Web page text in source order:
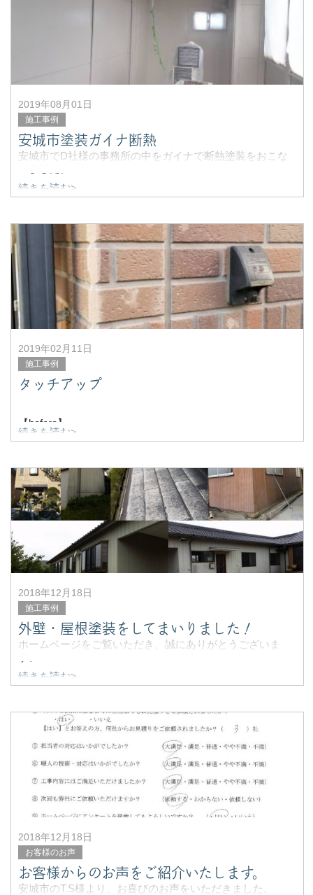
2019年08月01日
施工事例
安城市塗装ガイナ断熱
安城市でD社様の事務所の中をガイナで断熱塗装をおこな
効きもよくなり節電にもなります。
続きを読む>
2019年02月11日
施工事例
タッチアップ
【before】
【after】
安城市でサイディングの釘あたまのタッチアップ補修をし
てきました。塗装と言うよりもリペアの方が近いか
続きを読む>
2018年12月18日
施工事例
外壁・屋根塗装をしてまいりました！
ホームページをご覧いただき、誠にありがとうございま
塗装工事のことなら何でもお任せ、ヨシペンです。
ら。
「長い間外壁のメンテナンスをしていな
続きを読む>
2018年12月18日
お客様のお声
お客様からのお声をご紹介いたします。
安城市のT.S様より、お喜びのお声をいただきました。